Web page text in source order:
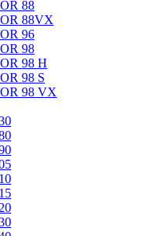
88
88VX
96
98
98 H
98 S
98 VX